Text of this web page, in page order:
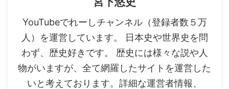
YouTubeでれーしチャンネル（登録者数５万
人）を運営しています。 日本史や世界史を問
わず、歴史好きです。 歴史には様々な説や人
物がいますが、全て網羅したサイトを運営した
いと考えております。詳細な運営者情報、